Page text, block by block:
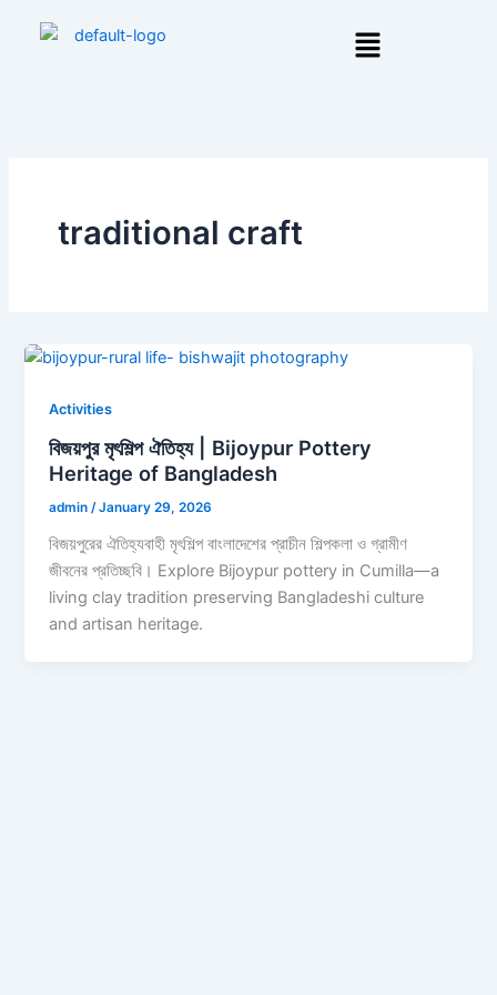
Menu
traditional craft
Activities
বিজয়পুর মৃৎশিল্প ঐতিহ্য | Bijoypur Pottery
Heritage of Bangladesh
admin/January 29, 2026
বিজয়পুরের ঐতিহ্যবাহী মৃৎশিল্প বাংলাদেশের প্রাচীন শিল্পকলা ও গ্রামীণ
জীবনের প্রতিচ্ছবি। Explore Bijoypur pottery in Cumilla—a
living clay tradition preserving Bangladeshi culture
and artisan heritage.